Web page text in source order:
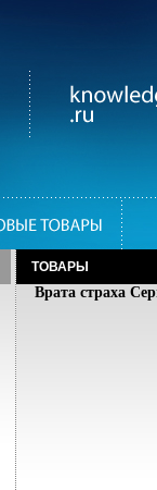
ТОВАРЫ
Врата страха